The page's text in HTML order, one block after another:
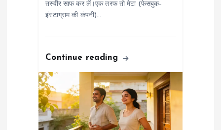
तस्वीर साफ कर लें।एक तरफ तो मेटा (फेसबुक–
इंस्टाग्राम की कंपनी)…
Continue reading